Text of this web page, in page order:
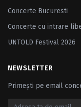
Concerte Bucuresti
Concerte cu intrare
UNTOLD Festival 2026
NEWSLETTER
Primești pe email